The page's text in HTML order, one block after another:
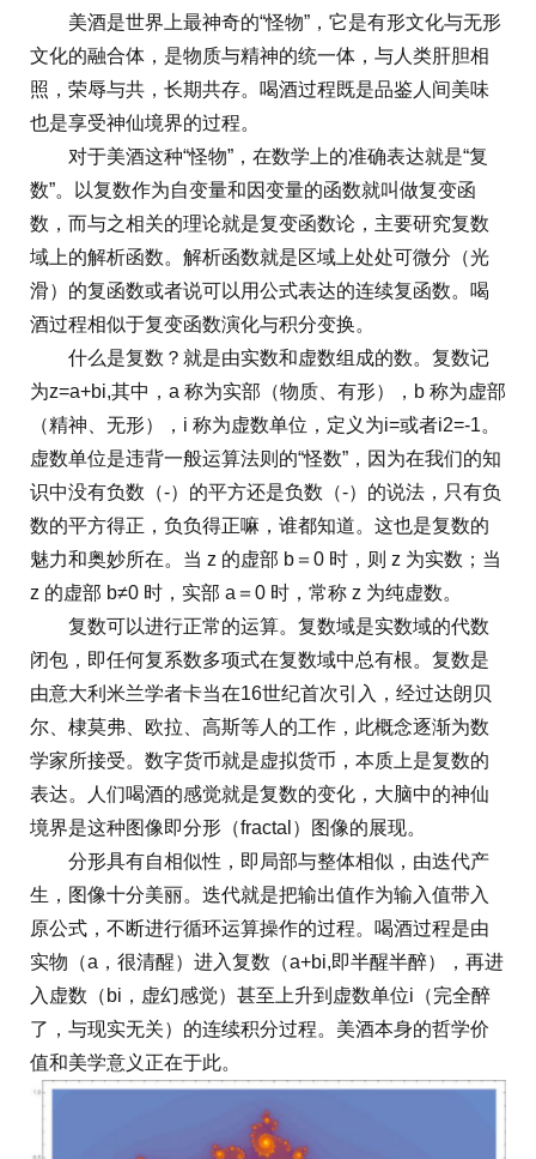
美酒是世界上最神奇的“怪物”，它是有形文化与无形
文化的融合体，是物质与精神的统一体，与人类肝胆相
照，荣辱与共，长期共存。喝酒过程既是品鉴人间美味
也是享受神仙境界的过程。
对于美酒这种“怪物”，在数学上的准确表达就是“复
数”。以复数作为自变量和因变量的函数就叫做复变函
数，而与之相关的理论就是复变函数论，主要研究复数
域上的解析函数。解析函数就是区域上处处可微分（光
滑）的复函数或者说可以用公式表达的连续复函数。喝
酒过程相似于复变函数演化与积分变换。
什么是复数？就是由实数和虚数组成的数。复数记
为z=a+bi,其中，a 称为实部（物质、有形），b 称为虚部
（精神、无形），i 称为虚数单位，定义为i=或者i2=-1。
虚数单位是违背一般运算法则的“怪数”，因为在我们的知
识中没有负数（-）的平方还是负数（-）的说法，只有负
数的平方得正，负负得正嘛，谁都知道。这也是复数的
魅力和奥妙所在。当 z 的虚部 b＝0 时，则 z 为实数；当
z 的虚部 b≠0 时，实部 a＝0 时，常称 z 为纯虚数。
复数可以进行正常的运算。复数域是实数域的代数
闭包，即任何复系数多项式在复数域中总有根。复数是
由意大利米兰学者卡当在16世纪首次引入，经过达朗贝
尔、棣莫弗、欧拉、高斯等人的工作，此概念逐渐为数
学家所接受。数字货币就是虚拟货币，本质上是复数的
表达。人们喝酒的感觉就是复数的变化，大脑中的神仙
境界是这种图像即分形（fractal）图像的展现。
分形具有自相似性，即局部与整体相似，由迭代产
生，图像十分美丽。迭代就是把输出值作为输入值带入
原公式，不断进行循环运算操作的过程。喝酒过程是由
实物（a，很清醒）进入复数（a+bi,即半醒半醉），再进
入虚数（bi，虚幻感觉）甚至上升到虚数单位i（完全醉
了，与现实无关）的连续积分过程。美酒本身的哲学价
值和美学意义正在于此。